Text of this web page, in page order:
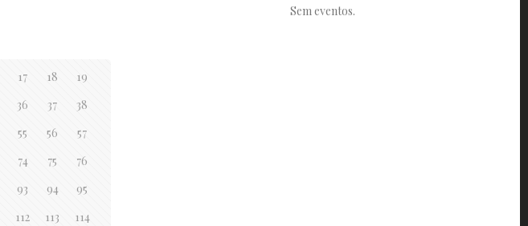
17 18
19
36 37
38
55 56
57
74 75
76
93 94
95
112 113
114
Sem eventos.